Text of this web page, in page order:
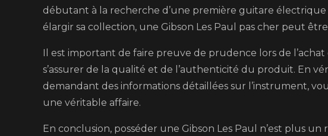
débutant à la recherche d’une première guitare
élargir sa collection, une Gibson Les Paul pas cher peut
Il est important de faire preuve de prudence lors de l’achat
s’assurer de la qualité et de l’authenticité du produit. En
demandant des informations détaillées sur l’instrument,
une véritable affaire.
En conclusion, posséder une Gibson Les Paul n’est plus un